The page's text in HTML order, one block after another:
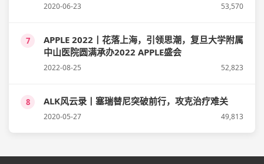
2020-06-23 53,570
7
APPLE 2022丨花落上海，引领思潮，复旦大学附属
中山医院圆满承办2022 APPLE盛会
2022-08-25 52,823
8 ALK风云录丨塞瑞替尼突破前行，攻克治疗难关
2020-05-27 49,813